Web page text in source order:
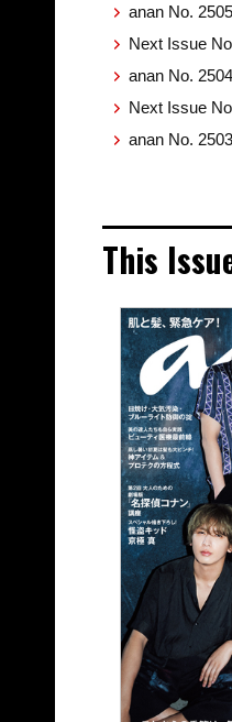
anan No.
Next Issue
anan No.
Next Issue
anan No.
This